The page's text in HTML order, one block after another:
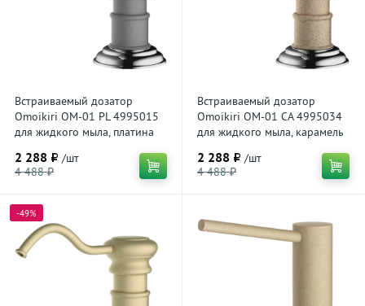
Встраиваемый дозатор
Omoikiri OM-01 PL 4995015
для жидкого мыла, платина
2 288 ₽ /шт
4 488 ₽
Встраиваемый дозатор
Omoikiri OM-01 CA 4995034
для жидкого мыла, карамель
2 288 ₽ /шт
4 488 ₽
-49%